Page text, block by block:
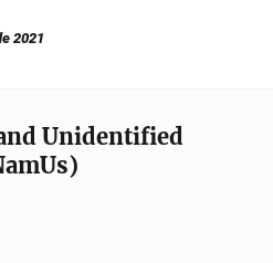
2021
Unidentified